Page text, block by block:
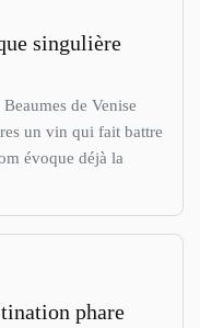
singulière
de Venise
un vin qui fait battre
évoque déjà la
phare